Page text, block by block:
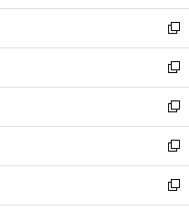
開
く
ウ
で
開
く
ン
ド
ウ
で
開
く
ウ
ィ
ン
ド
ウ
で
開
く
し
い
ウ
ィ
ン
ド
ウ
で
開
く
新
し
い
ウ
ィ
ン
ド
ウ
で
開
新
し
い
ウ
ィ
ン
ド
ウ
新
し
い
ウ
ィ
ン
新
し
い
ウ
新
し